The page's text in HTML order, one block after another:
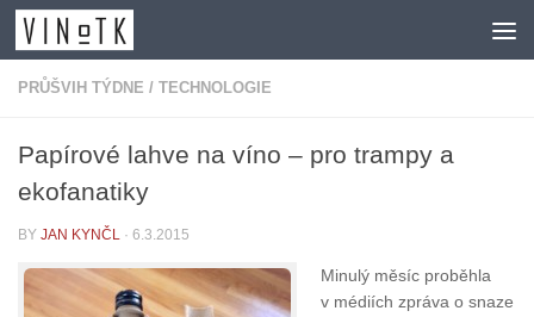
Skip to content
PRŮŠVIH TÝDNE / TECHNOLOGIE
Papírové lahve na víno – pro trampy a
ekofanatiky
BY JAN KYNČL · 6.3.2015
Minulý měsíc proběhla
v médiích zpráva o snaze